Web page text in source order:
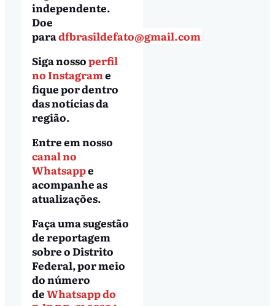
independente.
Doe
paradfbrasildefato@gmail.com
Siga nossoperfil
no Instagrame
fique por dentro
das notícias da
região.
Entre em nosso
canal no
Whatsappe
acompanhe as
atualizações.
Faça uma sugestão
de reportagem
sobre o Distrito
Federal, por meio
do número
deWhatsapp do